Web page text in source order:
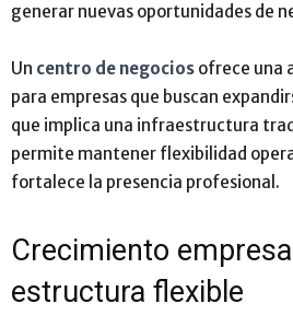
generar nuevas oportunidades de
Un centro de negocios ofrece una
para empresas que buscan
que implica una infraestructura
permite mantener flexibilidad
fortalece la presencia profesional.
Crecimiento
estructura flexible